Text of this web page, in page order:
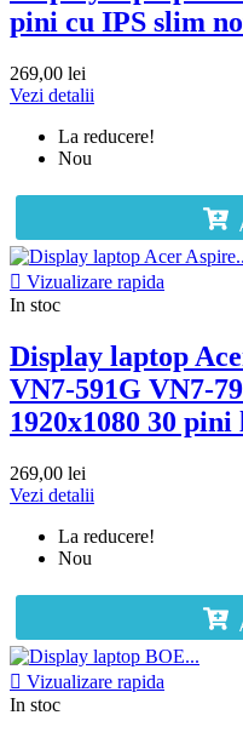
pini cu IPS slim
269,00 lei
Vezi detalii
La reducere!
Nou
 Vizualizare rapida
In stoc
Display laptop
VN7-591G VN7-
1920x1080 30 pini
269,00 lei
Vezi detalii
La reducere!
Nou
 Vizualizare rapida
In stoc